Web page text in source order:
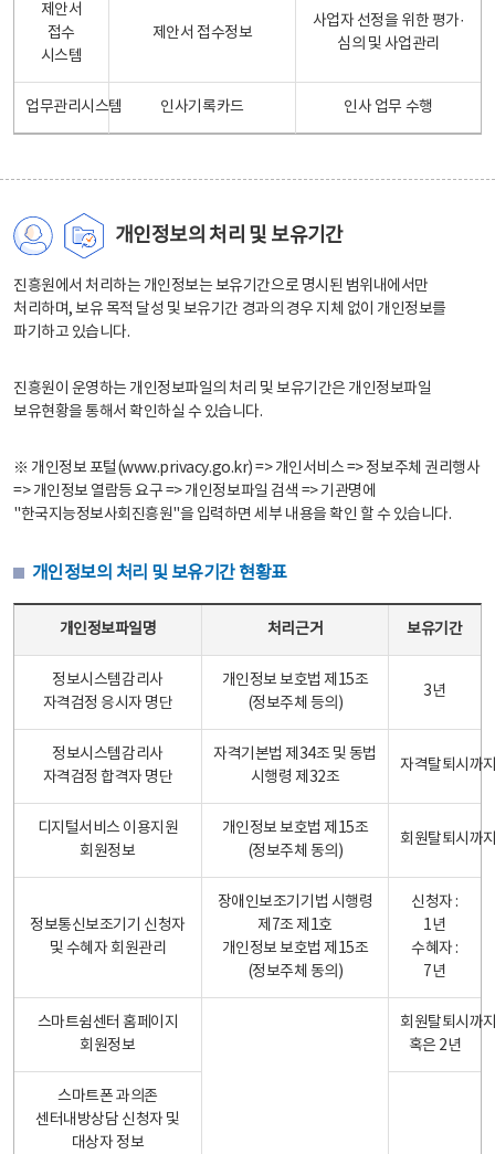
제안서
접수
시스템
제안서 접수정보
사업자 선정을 위한 평가·
심의 및 사업관리
업무관리시스템 인사기록카드 인사 업무 수행
개인정보의 처리 및 보유기간
진흥원에서 처리하는 개인정보는 보유기간으로 명시된 범위내에서만
처리하며, 보유 목적 달성 및 보유기간 경과의 경우 지체 없이 개인정보를
파기하고 있습니다.
진흥원이 운영하는 개인정보파일의 처리 및 보유기간은 개인정보파일
보유현황을 통해서 확인하실 수 있습니다.
※ 개인정보 포털(www.privacy.go.kr) => 개인서비스 => 정보주체 권리행사
=> 개인정보 열람등 요구 => 개인정보파일 검색 => 기관명에
"한국지능정보사회진흥원"을 입력하면 세부 내용을 확인 할 수 있습니다.
개인정보의 처리 및 보유기간 현황표
개인정보파일명 처리근거 보유기간
정보시스템감리사
자격검정 응시자 명단
개인정보 보호법 제15조
(정보주체 등의)
3년
정보시스템감리사
자격검정 합격자 명단
자격기본법 제34조 및 동법
시행령 제32조
자격탈퇴시까
디지털서비스 이용지원
회원정보
개인정보 보호법 제15조
(정보주체 동의)
회원탈퇴시까
정보통신보조기기 신청자
및 수혜자 회원관리
장애인보조기기법 시행령
제7조 제1호
개인정보 보호법 제15조
(정보주체 동의)
신청자 :
1년
수혜자 :
7년
스마트쉼센터 홈페이지
회원정보
회원탈퇴시까
혹은 2년
스마트폰 과의존
센터내방상담 신청자 및
대상자 정보